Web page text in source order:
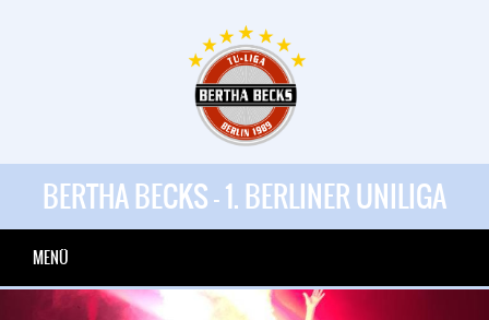
BERTHA BECKS - 1. BERLINER UNILIGA
MENÜ